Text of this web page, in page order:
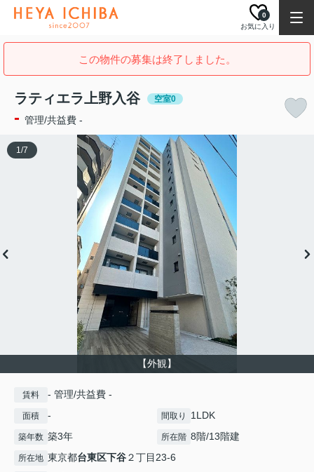
お気に入り
0
この物件の募集は終了しました。
ラティエラ上野入谷 空室0
- 管理/共益費 -
【外観】
1/7
賃料 - 管理/共益費 -
面積 - 間取り 1LDK
築年数 築3年 所在階 8階/13階建
所在地 東京都台東区下谷２丁目23-6